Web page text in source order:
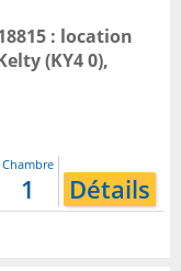
: location
(KY4 0),
Chambre
1 Détails